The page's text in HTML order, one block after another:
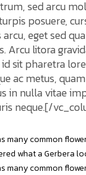
sed arcu
posuere,
eget sed
Arcu litora
sit pharetra
ac metus,
in nulla vitae
neque.[/
many common
what a Gerbera
many common